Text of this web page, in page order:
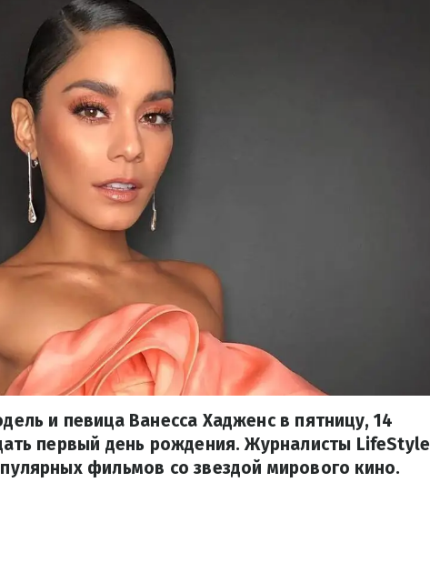
и певица Ванесса Хадженс в пятницу, 14
первый день рождения. Журналисты LifeStyle
фильмов со звездой мирового кино.